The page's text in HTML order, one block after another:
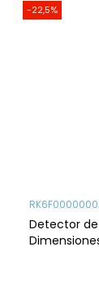
-22,5%
Detector de